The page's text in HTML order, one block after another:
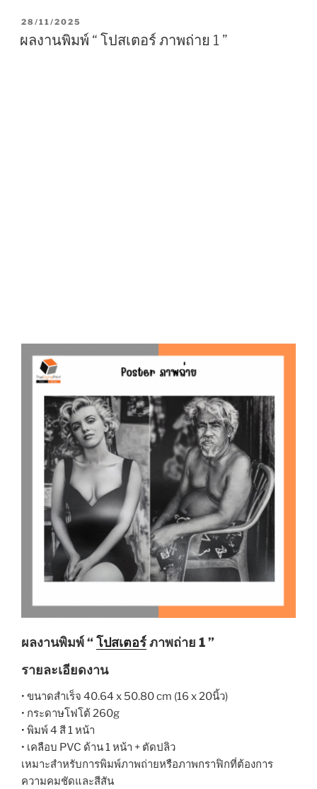
P
S
28/11/2025
ผลงานพิมพ์ “ โปสเตอร์ ภาพถ่าย 1 ”
ผลงานพิมพ์ “ โปสเตอร์ภาพถ่าย 1 ”
รายละเอียดงาน
• ขนาดสำเร็จ 40.64 x 50.80 cm (16 x 20นิ้ว)
• กระดาษโฟโต้ 260g
• พิมพ์ 4 สี 1 หน้า
• เคลือบ PVC ด้าน 1 หน้า + ตัดปลิว
เหมาะสำหรับการพิมพ์ภาพถ่ายหรือภาพกราฟิกที่ต้องการ
ความคมชัดและสีสัน